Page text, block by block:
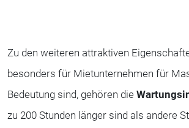
Zu den weiteren attraktiven
besonders für Mietunternehmen für
Bedeutung sind, gehören die
zu 200 Stunden länger sind als andere